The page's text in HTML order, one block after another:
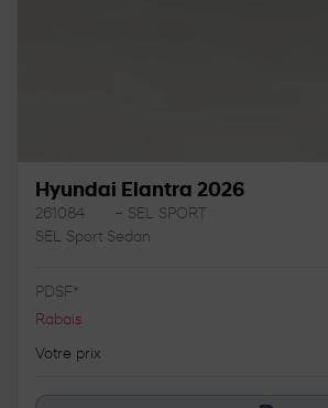
Hyundai Elantra 2026
261084
– SEL SPORT
SEL Sport Sedan
PDSF*
Rabais
Votre prix